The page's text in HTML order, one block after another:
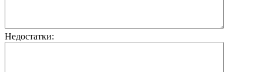
Недостатки: